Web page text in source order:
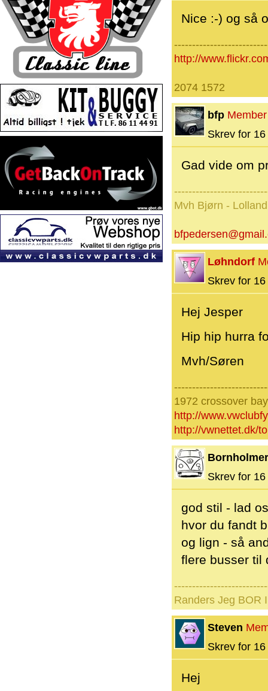
Nice :-) og så
http://
2074 1572
bfp Member
Skrev for
Gad vide om
Mvh Bjørn - Lolland
Løhndorf
Skrev for
Hej Jesper
Hip hip hurra
Mvh/Søren
1972 crossover
http://
http://vwnettet.dk/
Bornholmer
Skrev for
god stil - lad
hvor du fandt
og lign - så
flere busser til
Randers Jeg BOR
Steven
Skrev for
Hej